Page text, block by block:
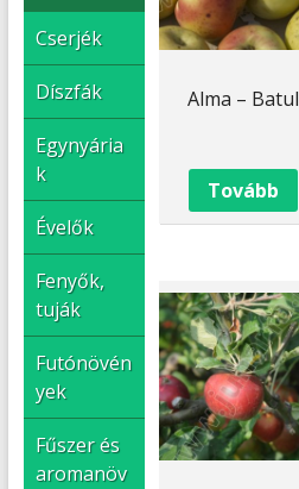
Alma – Batul
Tovább
Cserjék
Díszfák
Egynyária
k
Évelők
Fenyők,
tuják
Futónövén
yek
Fűszer és
aromanöv